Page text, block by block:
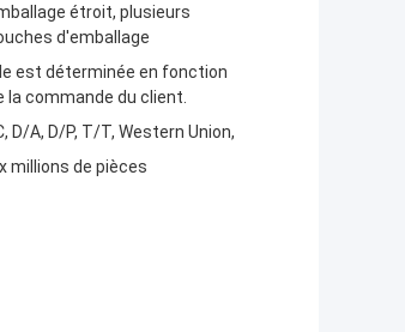
étroit, plusieurs
d'emballage
est déterminée en fonction
la commande du client.
D/A, D/P, T/T, Western Union,
millions de pièces